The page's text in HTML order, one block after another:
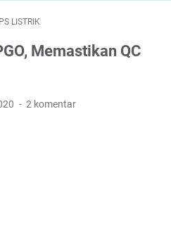
LISTRIK
Memastikan QC
2 komentar